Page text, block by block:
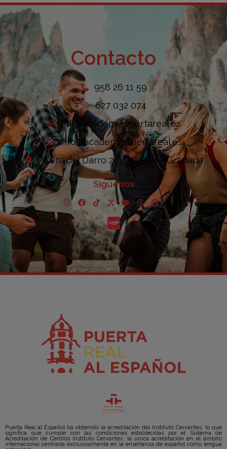
Contacto
958 26 11 59
627 032 074
ele@academiapuertareal.es
info@academiapuertareal.es
Acera del Darro 2, 1ª planta. - Granada
Síguenos
Puerta Real al Español ha obtenido la acreditación del Instituto Cervantes, lo que
significa que cumple con las condiciones establecidas por el Sistema de
Acreditación de Centros Instituto Cervantes, la única acreditación en el ámbito
internacional centrada exclusivamente en la enseñanza de español como lengua